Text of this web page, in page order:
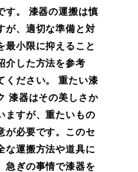
す。 漆器の運搬は慎
が、適切な準備と対
最小限に抑えること
介した方法を参考
ください。 重たい漆
漆器はその美しさか
ますが、重たいもの
が必要です。このセ
な運搬方法や道具に
急ぎの事情で漆器を